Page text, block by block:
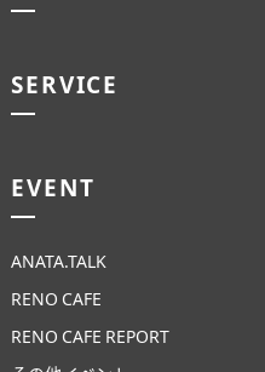
SERVICE
EVENT
ANATA.TALK
RENO CAFE
RENO CAFE REPORT